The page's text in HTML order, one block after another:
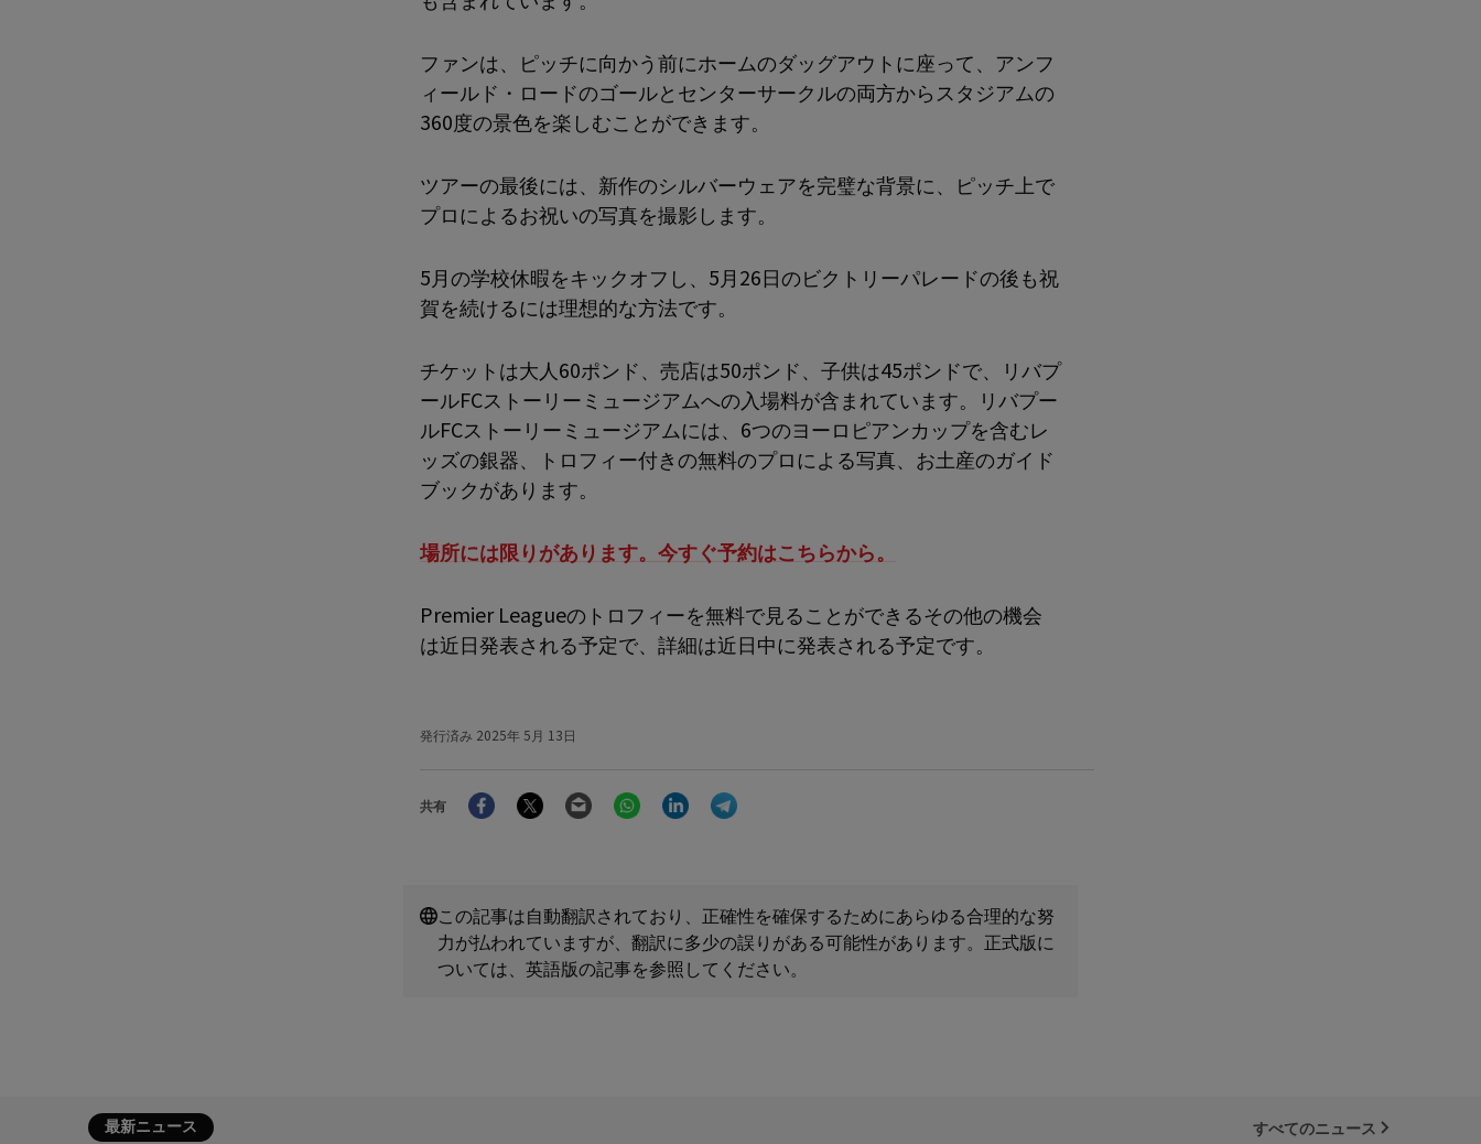
ファンは、ピッチに向かう前にホームのダッグアウトに座って、アンフ
ィールド・ロードのゴールとセンターサークルの両方からスタジアムの
360度の景色を楽しむことができます。
ツアーの最後には、新作のシルバーウェアを完璧な背景に、ピッチ上で
プロによるお祝いの写真を撮影します。
5月の学校休暇をキックオフし、5月26日のビクトリーパレードの後も祝
賀を続けるには理想的な方法です。
チケットは大人60ポンド、売店は50ポンド、子供は45ポンドで、リバプ
ールFCストーリーミュージアムへの入場料が含まれています。リバプー
ルFCストーリーミュージアムには、6つのヨーロピアンカップを含むレ
ッズの銀器、トロフィー付きの無料のプロによる写真、お土産のガイド
ブックがあります。
場所には限りがあります。今すぐ予約はこちらから。
Premier Leagueのトロフィーを無料で見ることができるその他の機会
は近日発表される予定で、詳細は近日中に発表される予定です。
発行済み 2025年 5月 13日
共有
FacebookTwitter Email WhatsAppLinkedIn
この記事は自動翻訳されており、正確性を確保するためにあらゆる合理的な努
力が払われていますが、翻訳に多少の誤りがある可能性があります。正式版に
ついては、英語版の記事を参照してください。
最新ニュース すべてのニュース